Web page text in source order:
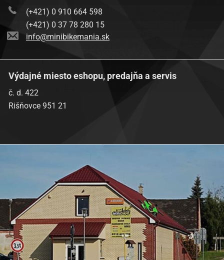
(+421) 0 910 664 598
(+421) 0 37 78 280 15
info@minibikemania.sk
Výdajné miesto eshopu, predajňa a servis
č. d. 422
Rišňovce 951 21